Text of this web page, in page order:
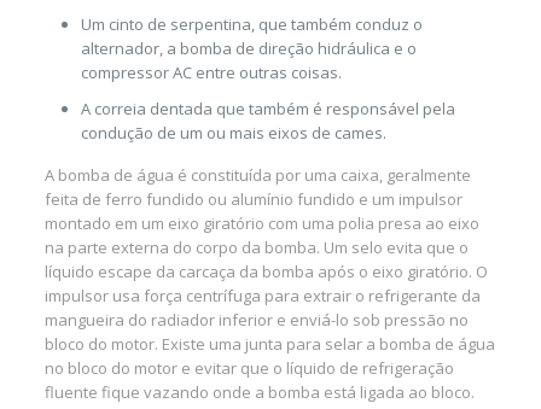
Um cinto de serpentina, que também conduz o
alternador, a bomba de direção hidráulica e o
compressor AC entre outras coisas.
A correia dentada que também é responsável pela
condução de um ou mais eixos de cames.
A bomba de água é constituída por uma caixa, geralmente
feita de ferro fundido ou alumínio fundido e um impulsor
montado em um eixo giratório com uma polia presa ao eixo
na parte externa do corpo da bomba. Um selo evita que o
líquido escape da carcaça da bomba após o eixo giratório. O
impulsor usa força centrífuga para extrair o refrigerante da
mangueira do radiador inferior e enviá-lo sob pressão no
bloco do motor. Existe uma junta para selar a bomba de água
no bloco do motor e evitar que o líquido de refrigeração
fluente fique vazando onde a bomba está ligada ao bloco.